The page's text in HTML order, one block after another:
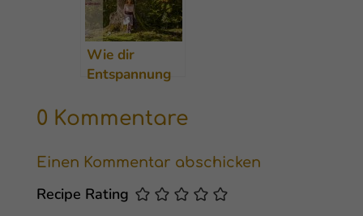
Wie dir
Entspannung
und Ängsten
& mein
Heilungsweg
0 Kommentare
Einen Kommentar abschicken
Recipe Rating